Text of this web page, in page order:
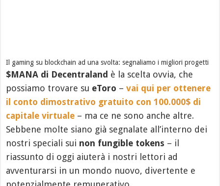
Il gaming su blockchain ad una svolta: segnaliamo i migliori progetti
$MANA di Decentraland è la scelta ovvia, che
possiamo trovare su eToro –vai qui per ottenere
il conto dimostrativo gratuito con 100.000$ di
capitale virtuale – ma ce ne sono anche altre.
Sebbene molte siano già segnalate all’interno dei
nostri speciali sui non fungible tokens – il
riassunto di oggi aiuterà i nostri lettori ad
avventurarsi in un mondo nuovo, divertente e